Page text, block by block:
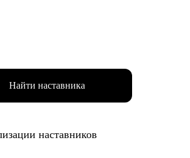
Найти наставника
наставников